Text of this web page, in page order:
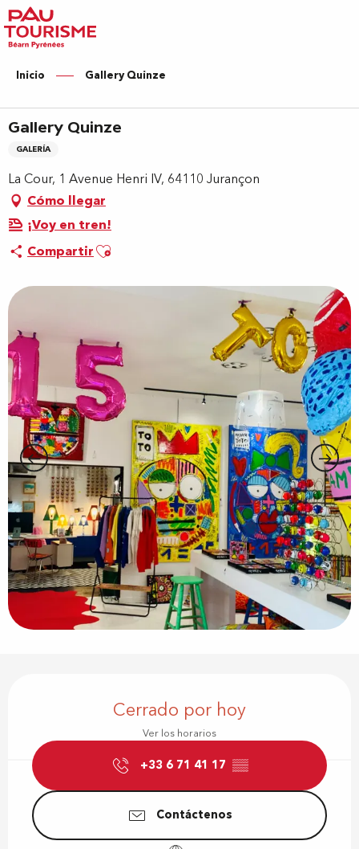
Aller
au
contenu
principal
Inicio Gallery Quinze
Gallery Quinze
GALERÍA
La Cour, 1 Avenue Henri IV, 64110 Jurançon
Cómo llegar
¡Voy en tren!
CompartirAjouter aux favoris
Cerrado por hoy
Ver los horarios
+33 6 71 41 17 ▒▒
Contáctenos